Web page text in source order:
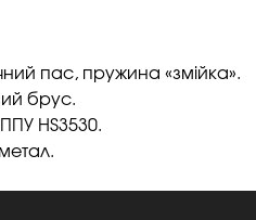
пас, пружина «змійка».
брус.
HS3530.